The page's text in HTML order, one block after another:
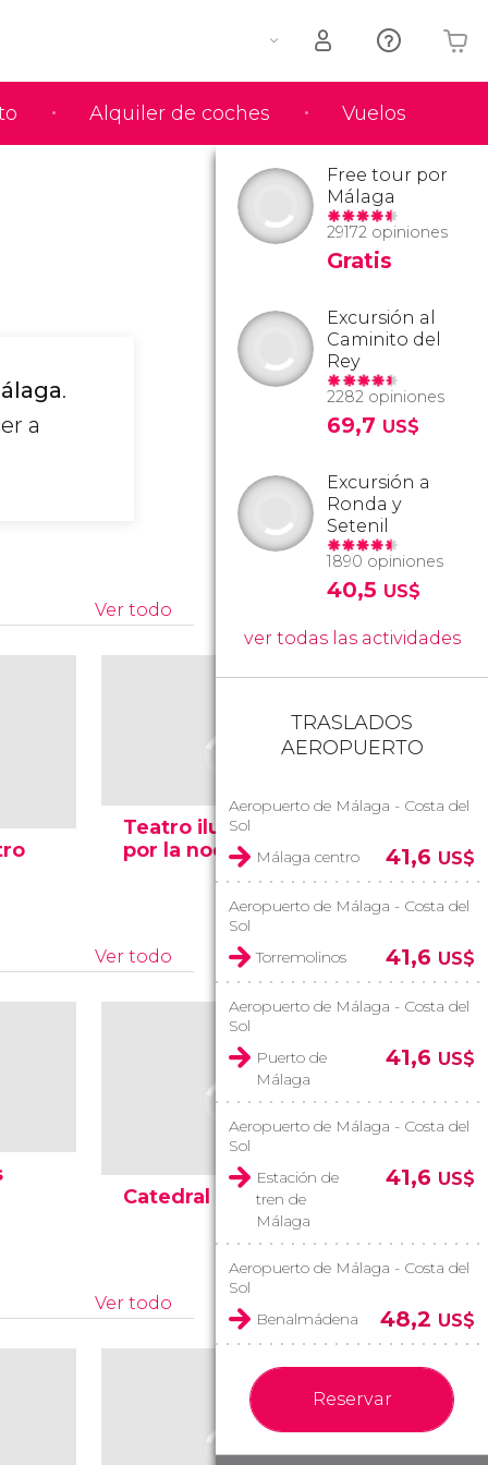
Alquiler de coches Vuelos
Tu carrito está vacío
.
a
Ver todo
Teatro iluminado
por la noche
Interior
Ver todo
Catedral de Málaga
Muralla
Ver todo
Free tour por
Málaga
29172 opiniones
Gratis
Excursión al
Caminito del
Rey
2282 opiniones
69,7 US$
Excursión a
Ronda y
Setenil
1890 opiniones
40,5 US$
ver todas las actividades
TRASLADOS
AEROPUERTO
Aeropuerto de Málaga - Costa del
Sol
Málaga centro
41,6 US$
Aeropuerto de Málaga - Costa del
Sol
Torremolinos
41,6 US$
Aeropuerto de Málaga - Costa del
Sol
Puerto de
Málaga
41,6 US$
Aeropuerto de Málaga - Costa del
Sol
Estación de
tren de
Málaga
41,6 US$
Aeropuerto de Málaga - Costa del
Sol
Benalmádena
48,2 US$
Reservar